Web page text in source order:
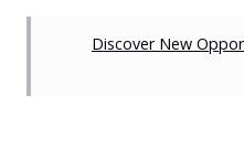
Discover New